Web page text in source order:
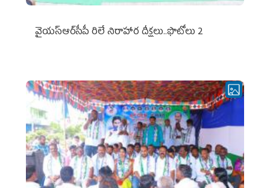
వైయ‌స్ఆర్‌సీపీ రిలే నిరాహార దీక్షలు..ఫొటోలు 2